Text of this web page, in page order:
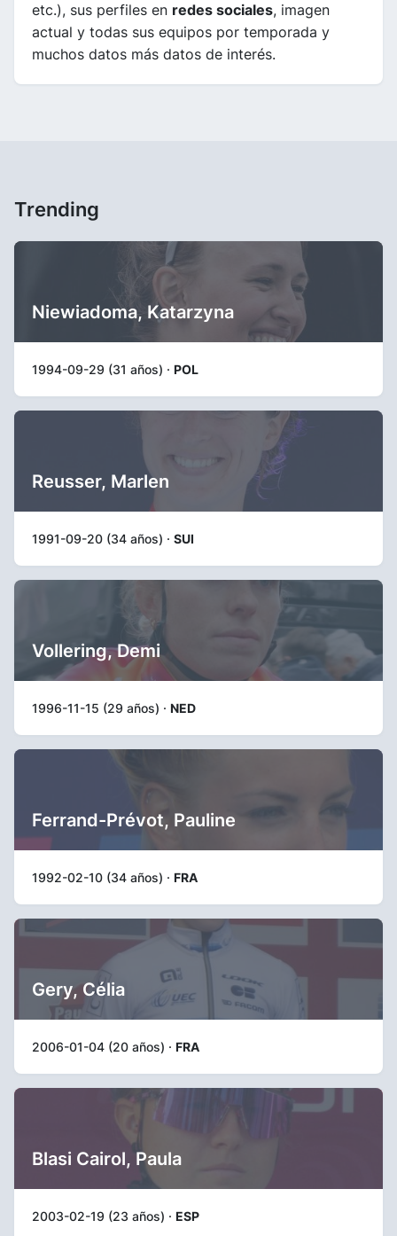
etc.), sus perfiles en redes sociales, imagen
actual y todas sus equipos por temporada y
muchos datos más datos de interés.
Trending
Niewiadoma, Katarzyna
1994-09-29 (31 años) · POL
Reusser, Marlen
1991-09-20 (34 años) · SUI
Vollering, Demi
1996-11-15 (29 años) · NED
Ferrand-Prévot, Pauline
1992-02-10 (34 años) · FRA
Gery, Célia
2006-01-04 (20 años) · FRA
Blasi Cairol, Paula
2003-02-19 (23 años) · ESP